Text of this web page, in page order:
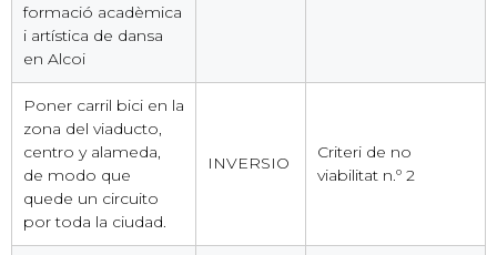
formació acadèmica
i artística de dansa
en Alcoi
Poner carril bici en la
zona del viaducto,
centro y alameda,
de modo que
quede un circuito
por toda la ciudad.
INVERSIO
Criteri de no
viabilitat n.º 2